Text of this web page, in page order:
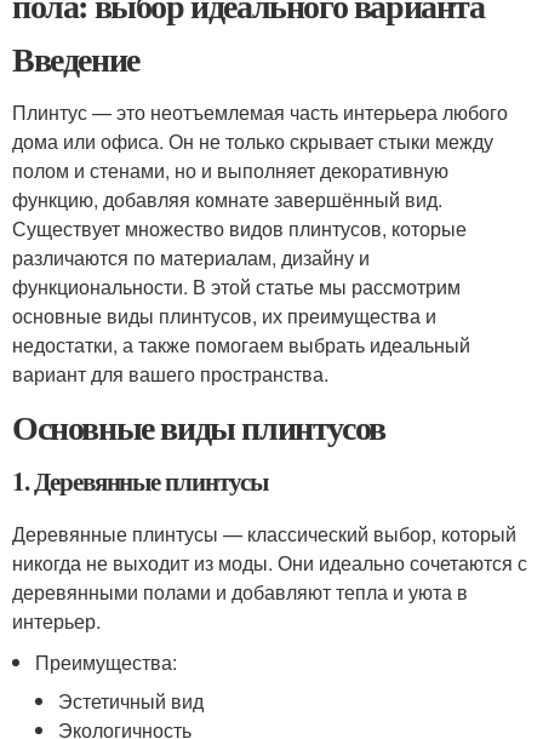
Введение
Плинтус — это неотъемлемая часть интерьера любого
дома или офиса. Он не только скрывает стыки между
полом и стенами, но и выполняет декоративную
функцию, добавляя комнате завершённый вид.
Существует множество видов плинтусов, которые
различаются по материалам, дизайну и
функциональности. В этой статье мы рассмотрим
основные виды плинтусов, их преимущества и
недостатки, а также помогаем выбрать идеальный
вариант для вашего пространства.
Основные виды плинтусов
1. Деревянные плинтусы
Деревянные плинтусы — классический выбор, который
никогда не выходит из моды. Они идеально сочетаются с
деревянными полами и добавляют тепла и уюта в
интерьер.
Преимущества:
Эстетичный вид
Экологичность